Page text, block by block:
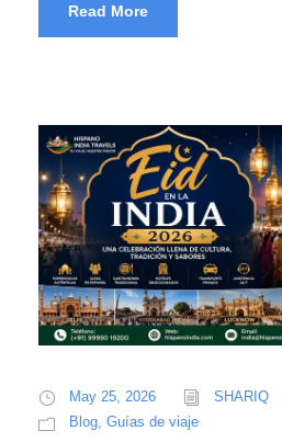
Read More
May 25, 2026
SHARIQ
Blog, Guías de viaje